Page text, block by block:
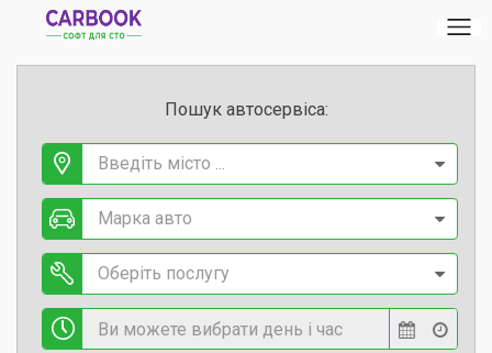
Пошук автосервіса:
Введіть місто ...
Марка авто
Оберіть послугу